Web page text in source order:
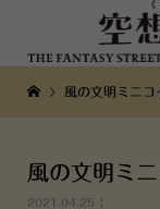
風の文明ミニ
風の文明ミ
2021.04.25